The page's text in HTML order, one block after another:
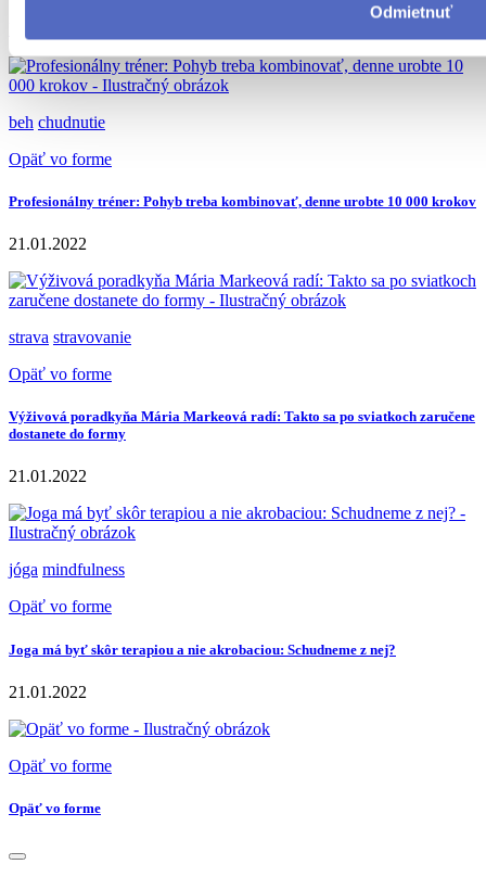
Odmietnuť
beh chudnutie
Opäť vo forme
Profesionálny tréner: Pohyb treba kombinovať, denne urobte 10 000 krokov
21.01.2022
strava stravovanie
Opäť vo forme
Výživová poradkyňa Mária Markeová radí: Takto sa po sviatkoch zaručene
dostanete do formy
21.01.2022
jóga mindfulness
Opäť vo forme
Joga má byť skôr terapiou a nie akrobaciou: Schudneme z nej?
21.01.2022
Opäť vo forme
Opäť vo forme